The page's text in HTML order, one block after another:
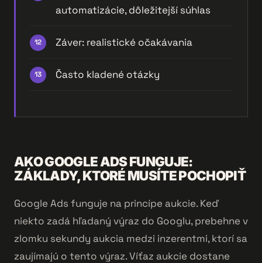
automatizácie, dôležitejší súhlas
Záver: realistické očakávania
Často kladené otázky
AKO GOOGLE ADS FUNGUJE:
ZÁKLADY, KTORÉ MUSÍTE POCHOPIŤ
Google Ads funguje na princípe aukcie. Keď
niekto zadá hľadaný výraz do Googlu, prebehne v
zlomku sekundy aukcia medzi inzerentmi, ktorí sa
zaujímajú o tento výraz. Víťaz aukcie dostane